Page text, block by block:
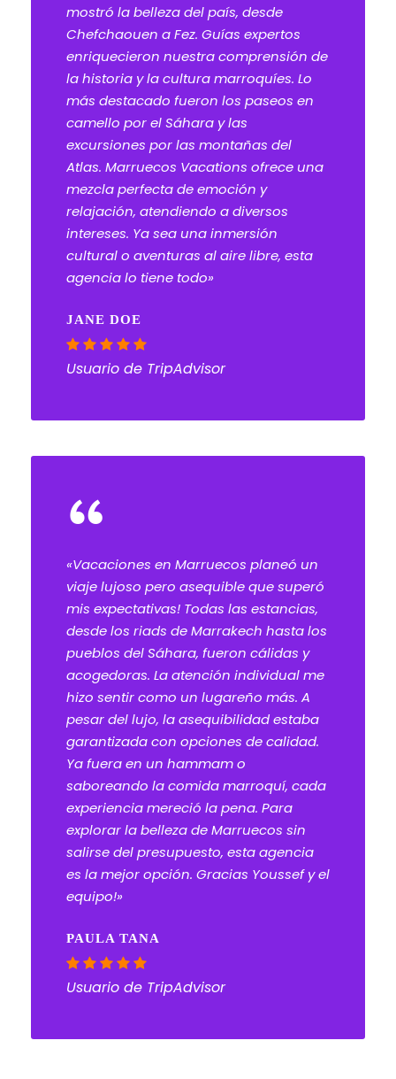
mostró la belleza del país, desde
Chefchaouen a Fez. Guías expertos
enriquecieron nuestra comprensión de
la historia y la cultura marroquíes. Lo
más destacado fueron los paseos en
camello por el Sáhara y las
excursiones por las montañas del
Atlas. Marruecos Vacations ofrece una
mezcla perfecta de emoción y
relajación, atendiendo a diversos
intereses. Ya sea una inmersión
cultural o aventuras al aire libre, esta
agencia lo tiene todo»
JANE DOE
Usuario de TripAdvisor
“
«Vacaciones en Marruecos planeó un
viaje lujoso pero asequible que superó
mis expectativas! Todas las estancias,
desde los riads de Marrakech hasta los
pueblos del Sáhara, fueron cálidas y
acogedoras. La atención individual me
hizo sentir como un lugareño más. A
pesar del lujo, la asequibilidad estaba
garantizada con opciones de calidad.
Ya fuera en un hammam o
saboreando la comida marroquí, cada
experiencia mereció la pena. Para
explorar la belleza de Marruecos sin
salirse del presupuesto, esta agencia
es la mejor opción. Gracias Youssef y el
equipo!»
PAULA TANA
Usuario de TripAdvisor